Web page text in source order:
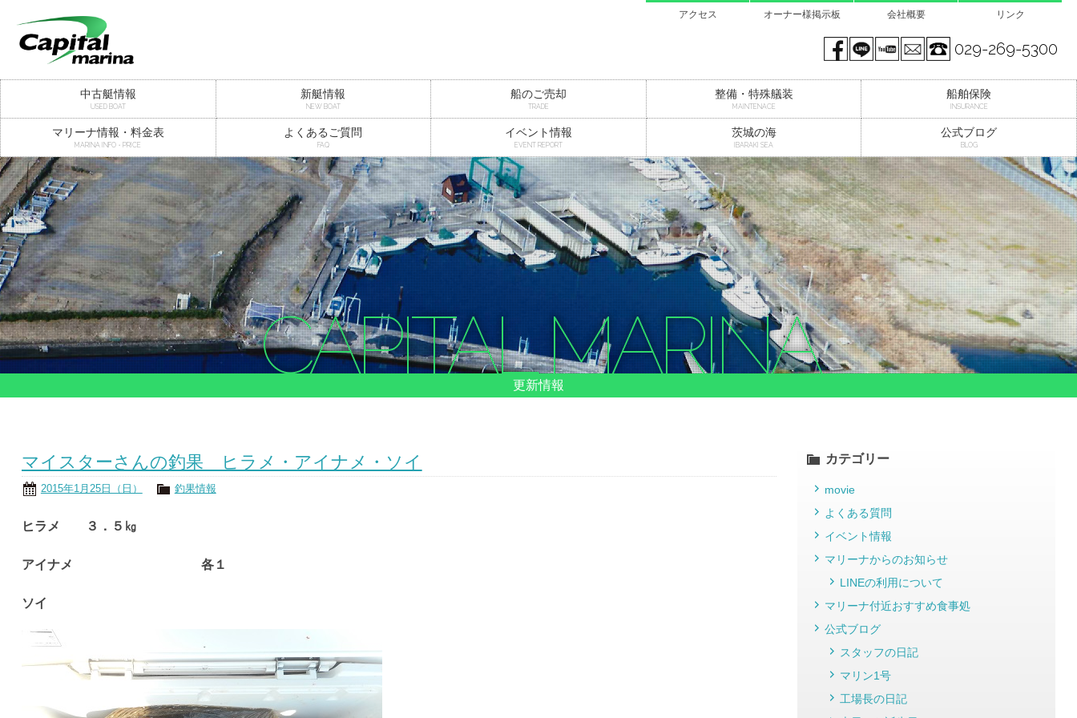
アクセス オーナー様掲示板 会社概要 リンク
029-269-5300
mail
You tube
LINE@
Facebook page
中古艇情報
USED BOAT
新艇情報
NEW BOAT
船のご売却
TRADE
整備・特殊艤装
MAINTENACE
船舶保険
INSURANCE
マリーナ情報・料金表
MARINA INFO・PRICE
よくあるご質問
FAQ
イベント情報
EVENT REPORT
茨城の海
IBARAKI SEA
公式ブログ
BLOG
CAPITAL MARINA
更新情報
マイスターさんの釣果 ヒラメ・アイナメ・ソイ
2015年1月25日（日） 釣果情報
ヒラメ ３．５㎏
アイナメ 各１
ソイ
カテゴリー
movie
よくある質問
イベント情報
マリーナからのお知らせ
LINEの利用について
マリーナ付近おすすめ食事処
公式ブログ
スタッフの日記
マリン1号
工場長の日記